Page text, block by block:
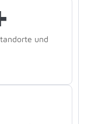
und